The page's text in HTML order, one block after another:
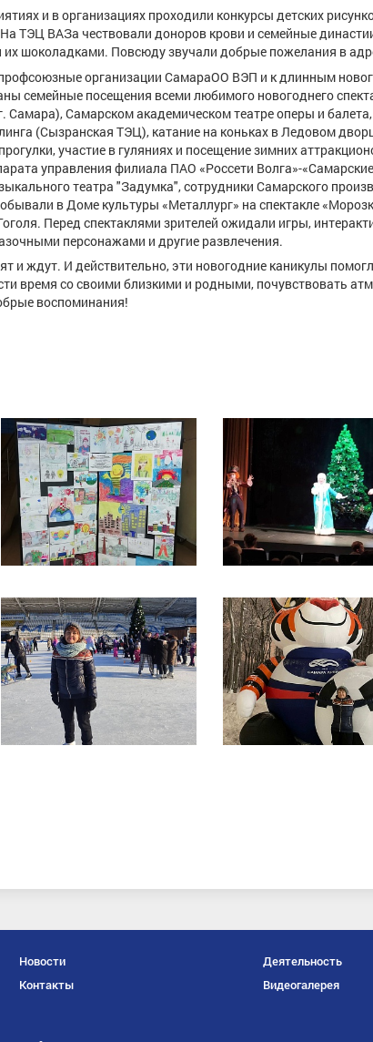
и в организациях проходили конкурсы детских
ТЭЦ ВАЗа чествовали доноров крови и семейные
шоколадками. Повсюду звучали добрые пожелания в
организации СамараОО ВЭП и к длинным
семейные посещения всеми любимого новогоднего
Самара), Самарском академическом театре оперы и
(Сызранская ТЭЦ), катание на коньках в Ледовом
участие в гуляниях и посещение зимних
управления филиала ПАО «Россети Волга»-
театра "Задумка", сотрудники Самарского
в Доме культуры «Металлург» на спектакле
Перед спектаклями зрителей ожидали игры,
персонажами и другие развлечения.
и ждут. И действительно, эти новогодние каникулы
время со своими близкими и родными, почувствовать
воспоминания!
Новости Деятельность
Контакты Видеогалерея